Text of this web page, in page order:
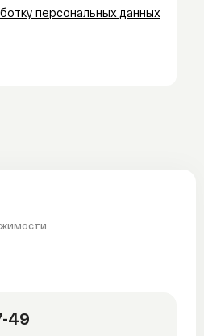
персональных данных
49